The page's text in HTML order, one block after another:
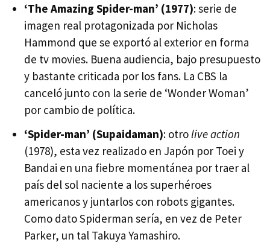
‘The Amazing Spider-man’ (1977): serie de
imagen real protagonizada por Nicholas
Hammond que se exportó al exterior en forma
de tv movies. Buena audiencia, bajo presupuesto
y bastante criticada por los fans. La CBS la
canceló junto con la serie de ‘Wonder Woman’
por cambio de política.
‘Spider-man’ (Supaidaman): otrolive action
(1978), esta vez realizado en Japón por Toei y
Bandai en una fiebre momentánea por traer al
país del sol naciente a los superhéroes
americanos y juntarlos con robots gigantes.
Como dato Spiderman sería, en vez de Peter
Parker, un tal Takuya Yamashiro.